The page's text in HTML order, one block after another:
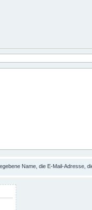
Name, die E-Mail-Adresse,